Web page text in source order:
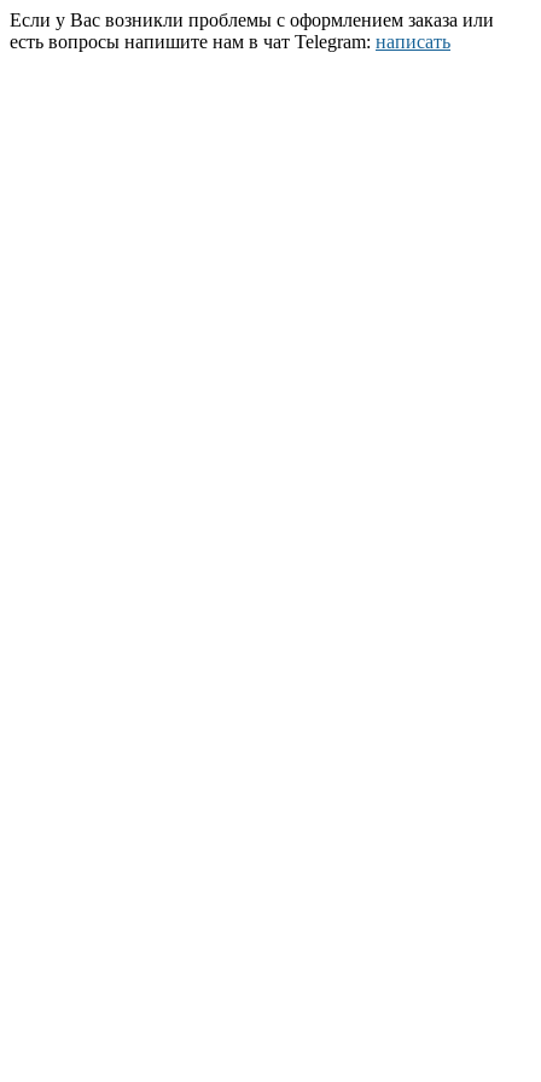
Если у Вас возникли проблемы с оформлением заказа или
есть вопросы напишите нам в чат Telegram: написать